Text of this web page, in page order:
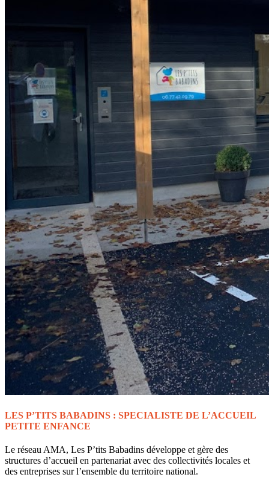
LES P’TITS BABADINS : SPECIALISTE DE L’ACCUEIL
PETITE ENFANCE
Le réseau AMA, Les P’tits Babadins développe et gère des
structures d’accueil en partenariat avec des collectivités locales et
des entreprises sur l’ensemble du territoire national.